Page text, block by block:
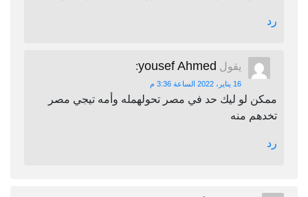
رد
يقول yousef Ahmed
:
16 يناير، 2022 الساعة 3:36 م
ممكن لو ليك حد في مصر تحولهمله وأمه تيجي مصر
تخدهم منه
رد